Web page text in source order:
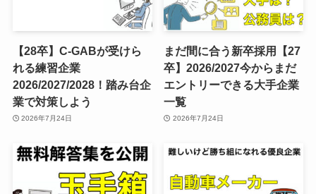
【28卒】C-GABが受けら
れる練習企業
2026/2027/2028！踏み台企
業で対策しよう
2026年7月24日
まだ間に合う新卒採用【27
卒】2026/2027今からまだ
エントリーできる大手企業
一覧
2026年7月24日